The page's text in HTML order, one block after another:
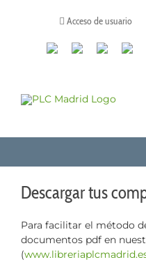
Acceso de usuario
CanalesLinkedinYoutube
Descargar tus
Para facilitar el método
documentos pdf en
(